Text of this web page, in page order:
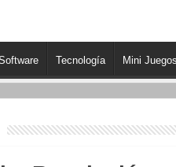
Tecnología Mini